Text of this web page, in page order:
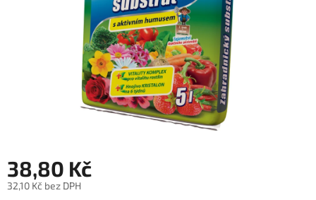
38,80 Kč
32,10 Kč bez DPH